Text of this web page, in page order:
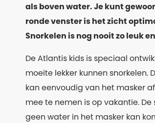
als boven water. Je kunt
ronde venster is het zicht
Snorkelen is nog nooit zo leuk
De Atlantis kids is speciaal
moeite lekker kunnen snorkelen.
kan eenvoudig van het masker
mee te nemen is op vakantie.
geen water in het masker kan